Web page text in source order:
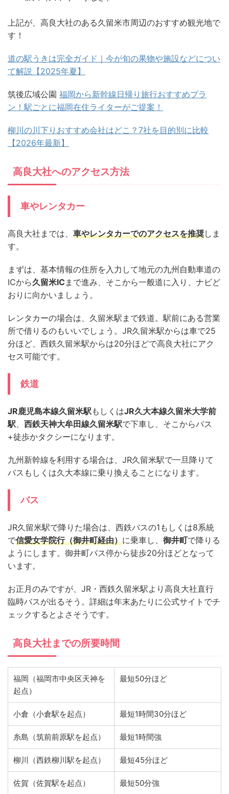
上記が、高良大社のある久留米市周辺のおすすめ観光地で
す！
道の駅うきは完全ガイド｜今が旬の果物や施設などについ
て解説【2025年夏】
筑後広域公園 福岡から新幹線日帰り旅行おすすめプラ
ン！駅ごとに福岡在住ライターがご提案！
柳川の川下りおすすめ会社はどこ？7社を目的別に比較
【2026年最新】
高良大社へのアクセス方法
車やレンタカー
高良大社までは、 車やレンタカーでのアクセスを推奨しま
す。
まずは、基本情報の住所を入力して地元の九州自動車道の
ICから久留米IC まで進み、そこから一般道に入り、ナビど
おりに向かいましょう。
レンタカーの場合は、久留米駅まで鉄道。駅前にある営業
所で借りるのもいいでしょう。JR久留米駅からは車で25
分ほど、西鉄久留米駅からは20分ほどで高良大社にアク
セス可能です。
鉄道
JR鹿児島本線久留米駅 もしくはJR久大本線久留米大学前
駅
西鉄天神大牟田線久留米駅で下車し、そこからバス
+徒歩かタクシーになります。
九州新幹線を利用する場合は、JR久留米駅で一旦降りて
バスもしくは久大本線に乗り換えることになります。
バス
JR久留米駅で降りた場合は、西鉄バスの1もしくは8系統
で信愛女学院行（御井町経由）に乗車し、 御井町で降りる
ようにします。御井町バス停から徒歩20分ほどとなって
います。
お正月のみですが、JR・西鉄久留米駅より高良大社直行
臨時バスが出るそう。詳細は年末あたりに公式サイトでチ
ェックするとよさそうです。
高良大社までの所要時間
福岡（福岡市中央区天神を
起点）
最短50分ほど
小倉（小倉駅を起点） 最短1時間30分ほど
糸島（筑前前原駅を起点） 最短1時間強
柳川（西鉄柳川駅を起点） 最短45分ほど
佐賀（佐賀駅を起点） 最短50分強